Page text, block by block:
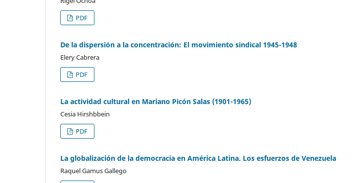
PDF
De la dispersión a la concentración: El movimiento sindical 1945-1948
Elery Cabrera
PDF
La actividad cultural en Mariano Picón Salas (1901-1965)
Cesia Hirshbbein
PDF
La globalización de la democracia en América Latina. Los esfuerzos de Venezuela
Raquel Gamus Gallego